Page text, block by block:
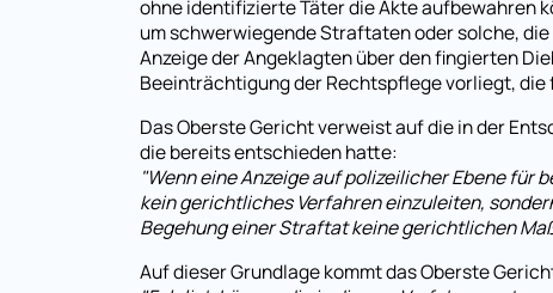
ohne identifizierte Täter die Akte aufbewahren
um schwerwiegende Straftaten oder solche,
Anzeige der Angeklagten über den fingierten
Beeinträchtigung der Rechtspflege vorliegt,
Das Oberste Gericht verweist auf die in der
die bereits entschieden hatte:
"Wenn eine Anzeige auf polizeilicher Ebene
kein gerichtliches Verfahren einzuleiten,
Begehung einer Straftat keine gerichtlichen
Auf dieser Grundlage kommt das Oberste